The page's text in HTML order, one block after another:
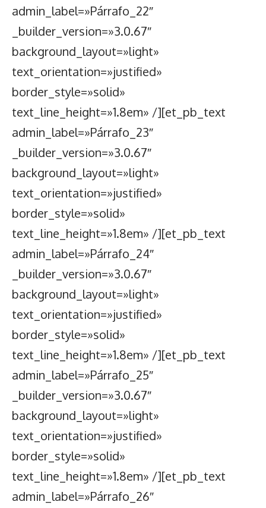
admin_label=»Párrafo_22″
_builder_version=»3.0.67″
background_layout=»light»
text_orientation=»justified»
border_style=»solid»
text_line_height=»1.8em» /][et_pb_text
admin_label=»Párrafo_23″
_builder_version=»3.0.67″
background_layout=»light»
text_orientation=»justified»
border_style=»solid»
text_line_height=»1.8em» /][et_pb_text
admin_label=»Párrafo_24″
_builder_version=»3.0.67″
background_layout=»light»
text_orientation=»justified»
border_style=»solid»
text_line_height=»1.8em» /][et_pb_text
admin_label=»Párrafo_25″
_builder_version=»3.0.67″
background_layout=»light»
text_orientation=»justified»
border_style=»solid»
text_line_height=»1.8em» /][et_pb_text
admin_label=»Párrafo_26″